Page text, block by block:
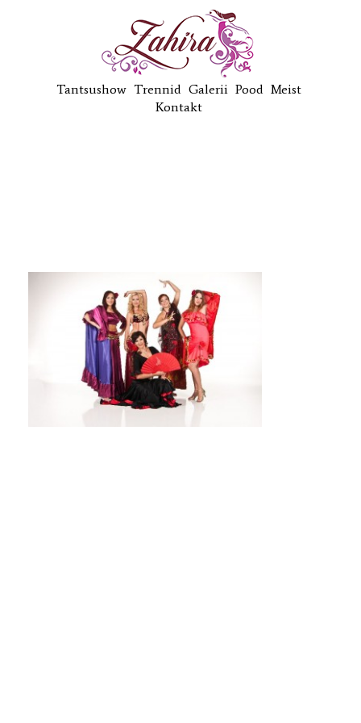
Tantsushow Trennid Galerii Pood Meist
Kontakt